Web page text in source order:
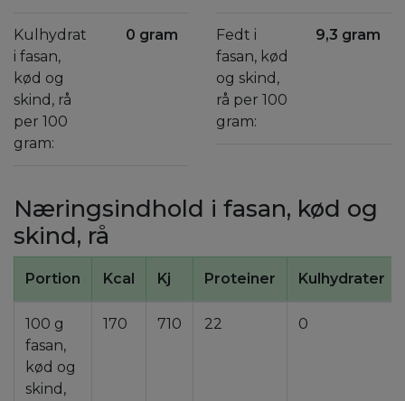
Kulhydrat
i fasan,
kød og
skind, rå
per 100
gram:
0 gram
Fedt i
fasan, kød
og skind,
rå per 100
gram:
9,3 gram
Næringsindhold i fasan, kød og
skind, rå
Portion Kcal Kj Proteiner Kulhydrater
100 g
fasan,
kød og
skind,
170 710 22 0